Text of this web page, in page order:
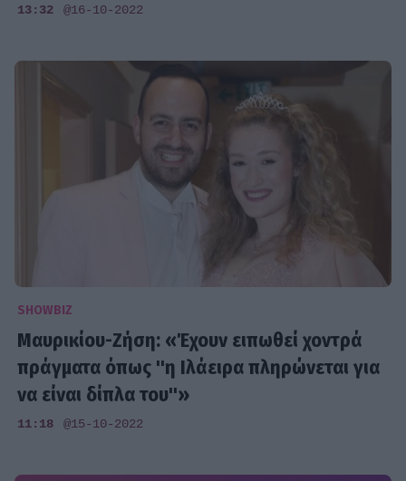
13:32 @16-10-2022
SHOWBIZ
Μαυρικίου-Ζήση: «Έχουν ειπωθεί χοντρά
πράγματα όπως ''η Ιλάειρα πληρώνεται για
να είναι δίπλα του''»
11:18 @15-10-2022